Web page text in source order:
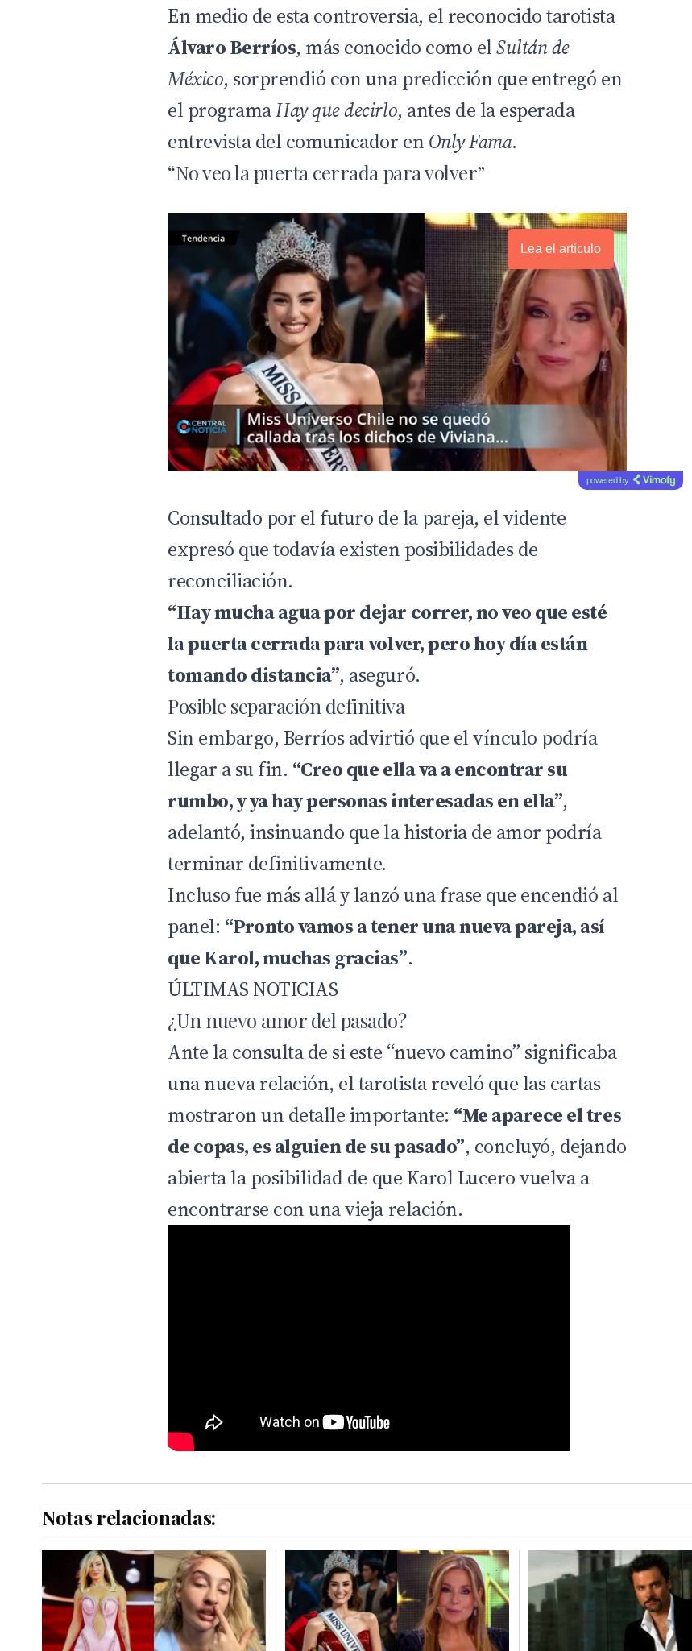
En medio de esta controversia, el reconocido tarotista
Álvaro Berríos, más conocido como elSultán de
México, sorprendió con una predicción que entregó en
el programaHay que decirlo, antes de la esperada
entrevista del comunicador en Only Fama.
“No veo la puerta cerrada para volver”
Lea el artículo
powered by
Consultado por el futuro de la pareja, el vidente
expresó que todavía existen posibilidades de
reconciliación.
“Hay mucha agua por dejar correr, no veo que esté
la puerta cerrada para volver, pero hoy día están
tomando distancia”, aseguró.
Posible separación definitiva
Sin embargo, Berríos advirtió que el vínculo podría
llegar a su fin. “Creo que ella va a encontrar su
rumbo, y ya hay personas interesadas en ella”,
adelantó, insinuando que la historia de amor podría
terminar definitivamente.
Incluso fue más allá y lanzó una frase que encendió al
panel: “Pronto vamos a tener una nueva pareja, así
que Karol, muchas gracias”.
ÚLTIMAS NOTICIAS
¿Un nuevo amor del pasado?
Ante la consulta de si este “nuevo camino” significaba
una nueva relación, el tarotista reveló que las cartas
mostraron un detalle importante: “Me aparece el tres
de copas, es alguien de su pasado”, concluyó, dejando
abierta la posibilidad de que Karol Lucero vuelva a
encontrarse con una vieja relación.
Notas relacionadas: